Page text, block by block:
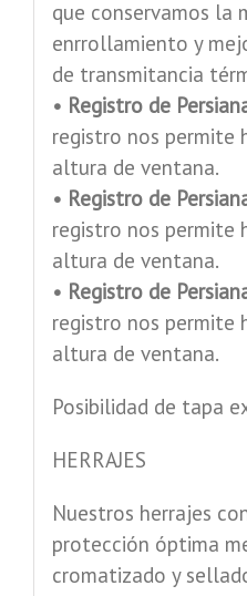
que conservamos la
enrrollamiento y
de transmitancia
• Registro de
registro nos permite
altura de ventana.
• Registro de
registro nos permite
altura de ventana.
• Registro de
registro nos permite
altura de ventana.
Posibilidad de tapa
HERRAJES
Nuestros herrajes
protección óptima
cromatizado y